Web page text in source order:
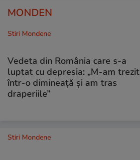
MONDEN
Stiri Mondene
Vedeta din România care s-a
luptat cu depresia: „M-am trezit
într-o dimineață și am tras
draperiile”
Stiri Mondene